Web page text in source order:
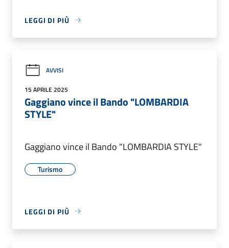
LEGGI DI PIÙ
AVVISI
15 APRILE 2025
Gaggiano vince il Bando "LOMBARDIA
STYLE"
Gaggiano vince il Bando "LOMBARDIA STYLE"
Turismo
LEGGI DI PIÙ